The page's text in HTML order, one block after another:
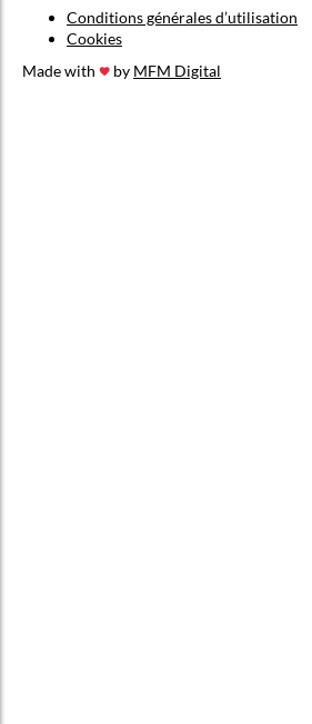
Conditions générales d’utilisation
Cookies
Made with
by MFM Digital